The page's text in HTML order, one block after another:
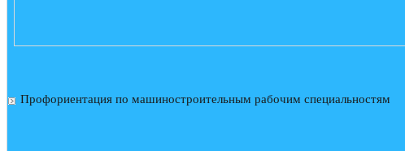
Профориентация по машиностроительным рабочим специальностям